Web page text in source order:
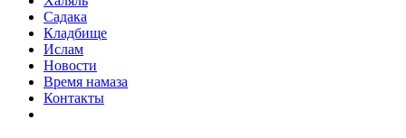
Садака
Кладбище
Ислам
Новости
Время намаза
Контакты